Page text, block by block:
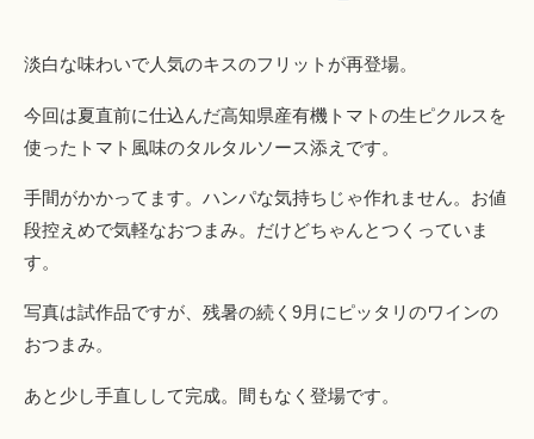
淡白な味わいで人気のキスのフリットが再登場。
今回は夏直前に仕込んだ高知県産有機トマトの生ピクルスを
使ったトマト風味のタルタルソース添えです。
手間がかかってます。ハンパな気持ちじゃ作れません。お値
段控えめで気軽なおつまみ。だけどちゃんとつくっていま
す。
写真は試作品ですが、残暑の続く9月にピッタリのワインの
おつまみ。
あと少し手直しして完成。間もなく登場です。